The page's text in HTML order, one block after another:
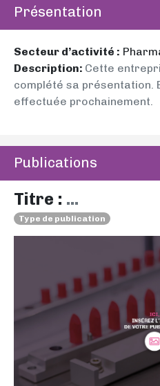
Présentation
Secteur d’activité :
Description: Cette
complété sa présentation.
effectuée prochainement.
Publications
Titre : ...
Type de publication